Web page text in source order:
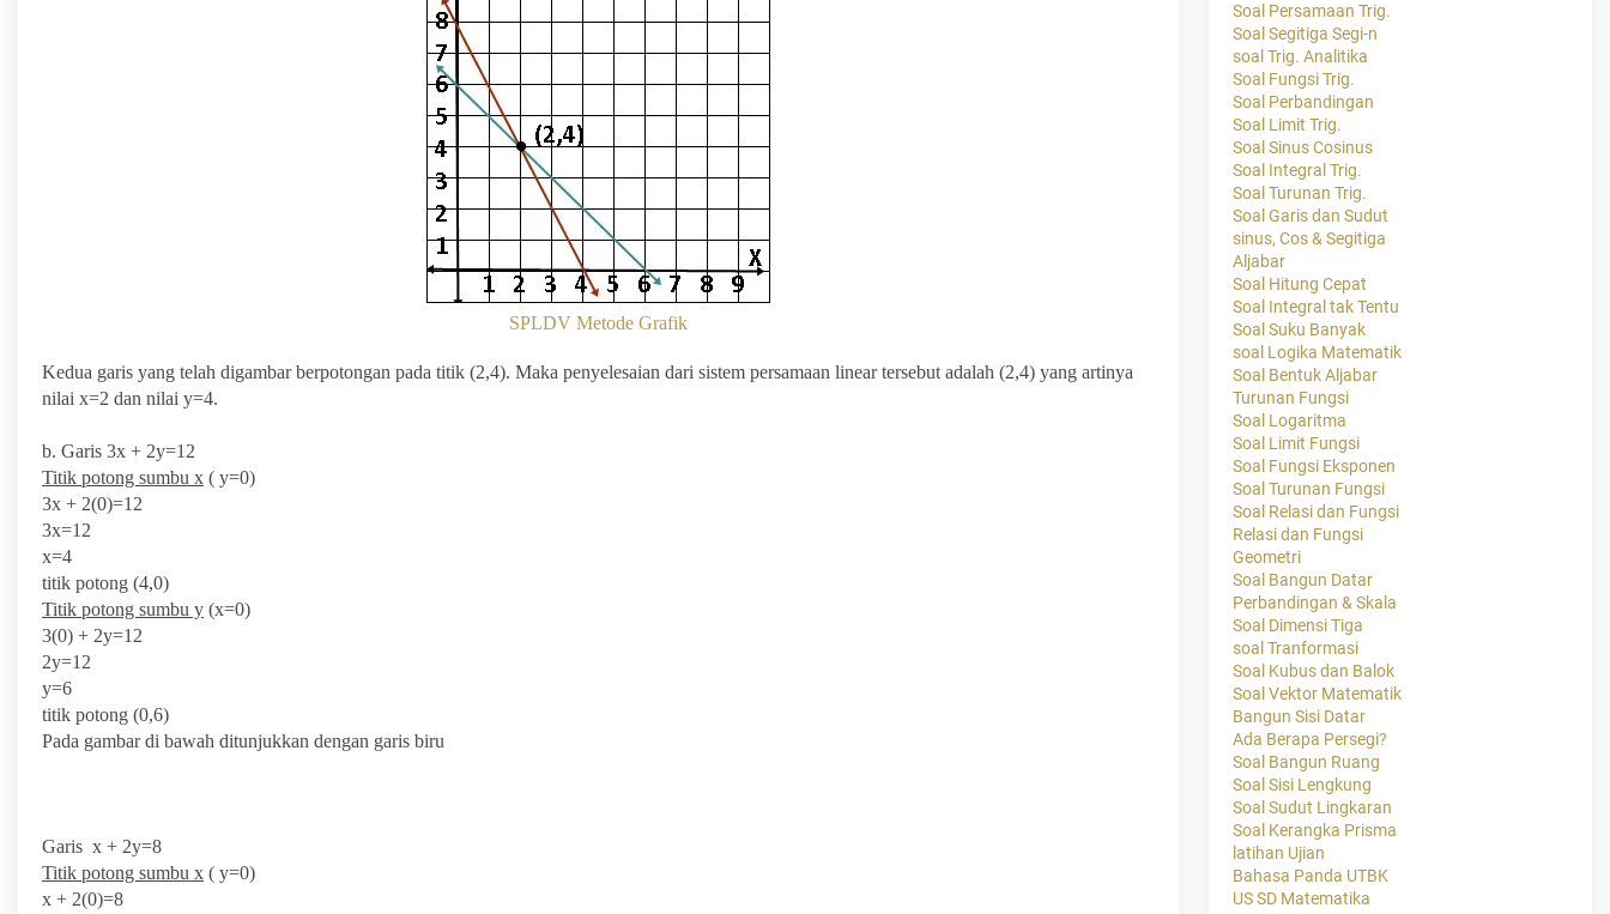
SPLDV Metode Grafik
Kedua garis yang telah digambar berpotongan pada titik (2,4). Maka penyelesaian dari sistem persamaan linear tersebut adalah (2,4) yang artinya
nilai x=2 dan nilai y=4.
b. Garis 3x + 2y=12
Titik potong sumbu x ( y=0)
3x + 2(0)=12
3x=12
x=4
titik potong (4,0)
Titik potong sumbu y (x=0)
3(0) + 2y=12
2y=12
y=6
titik potong (0,6)
Pada gambar di bawah ditunjukkan dengan garis biru
Garis x + 2y=8
Titik potong sumbu x ( y=0)
x + 2(0)=8
Soal Persamaan Trig.
Soal Segitiga Segi-n
soal Trig. Analitika
Soal Fungsi Trig.
Soal Perbandingan
Soal Limit Trig.
Soal Sinus Cosinus
Soal Integral Trig.
Soal Turunan Trig.
Soal Garis dan Sudut
sinus, Cos & Segitiga
Aljabar
Soal Hitung Cepat
Soal Integral tak Tentu
Soal Suku Banyak
soal Logika Matematik
Soal Bentuk Aljabar
Turunan Fungsi
Soal Logaritma
Soal Limit Fungsi
Soal Fungsi Eksponen
Soal Turunan Fungsi
Soal Relasi dan Fungsi
Relasi dan Fungsi
Geometri
Soal Bangun Datar
Perbandingan & Skala
Soal Dimensi Tiga
soal Tranformasi
Soal Kubus dan Balok
Soal Vektor Matematik
Bangun Sisi Datar
Ada Berapa Persegi?
Soal Bangun Ruang
Soal Sisi Lengkung
Soal Sudut Lingkaran
Soal Kerangka Prisma
latihan Ujian
Bahasa Panda UTBK
US SD Matematika